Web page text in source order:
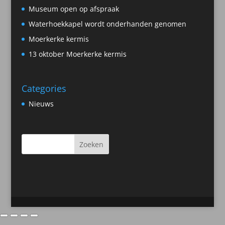
Museum open op afspraak
Waterhoekkapel wordt onderhanden genomen
Moerkerke kermis
13 oktober Moerkerke kermis
Categories
Nieuws